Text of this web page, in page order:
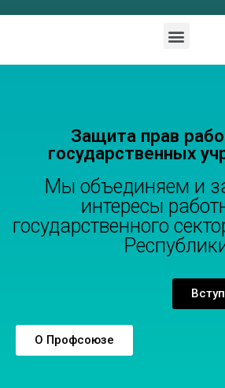
Защита прав
государственных
Мы объединяем и
интересы
государственного
О Профсоюзе